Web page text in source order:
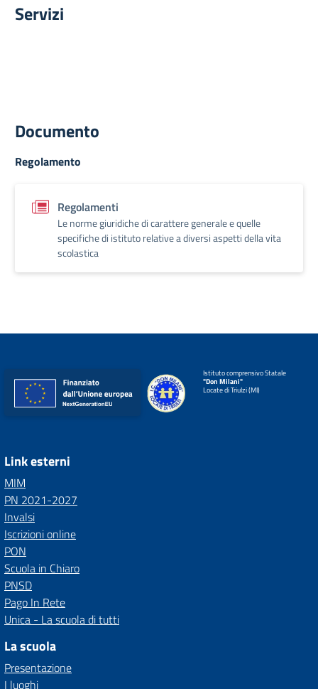
Servizi
Documento
Regolamento
Regolamenti
Le norme giuridiche di carattere generale e quelle
specifiche di istituto relative a diversi aspetti della vita
scolastica
Istituto comprensivo Statale
"Don Milani"
Locate di Triulzi (MI)
Link esterni
MIM
PN 2021-2027
Invalsi
Iscrizioni online
PON
Scuola in Chiaro
PNSD
Pago In Rete
Unica - La scuola di tutti
La scuola
Presentazione
I luoghi